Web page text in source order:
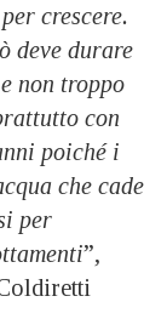
crescere.
deve durare
non troppo
con
poiché i
che cade
per
”,